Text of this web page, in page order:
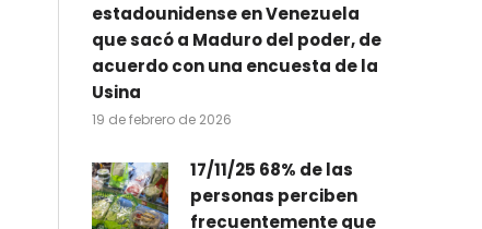
estadounidense en Venezuela
que sacó a Maduro del poder, de
acuerdo con una encuesta de la
Usina
19 de febrero de 2026
17/11/25 68% de las
personas perciben
frecuentemente que